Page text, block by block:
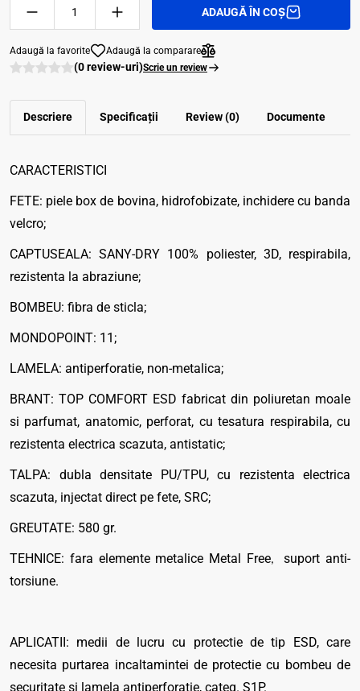
ADAUGĂ ÎN COȘ
Adaugă la favorite Adaugă la comparare
(0 review-uri)Scrie un review
Descriere Specificații Review (0) Documente
CARACTERISTICI
FETE: piele box de bovina, hidrofobizate, inchidere cu banda
velcro;
CAPTUSEALA: SANY-DRY 100% poliester, 3D, respirabila,
rezistenta la abraziune;
BOMBEU: fibra de sticla;
MONDOPOINT: 11;
LAMELA: antiperforatie, non-metalica;
BRANT: TOP COMFORT ESD fabricat din poliuretan moale
si parfumat, anatomic, perforat, cu tesatura respirabila, cu
rezistenta electrica scazuta, antistatic;
TALPA: dubla densitate PU/TPU, cu rezistenta electrica
scazuta, injectat direct pe fete, SRC;
GREUTATE: 580 gr.
TEHNICE: fara elemente metalice Metal Free,
suport anti-
torsiune.
APLICATII: medii de lucru cu protectie de tip ESD, care
necesita purtarea incaltamintei de protectie cu bombeu de
securitate si lamela antiperforatie, categ. S1P.